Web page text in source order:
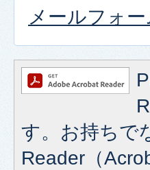
メールフォ
す。お持ちで
Reader（